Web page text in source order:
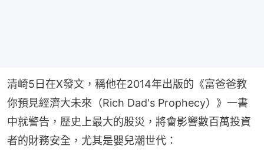
清崎5日在X發文，稱他在2014年出版的《富爸爸教
你預見經濟大未來（Rich Dad's Prophecy）》一書
中就警告，歷史上最大的股災，將會影響數百萬投資
者的財務安全，尤其是嬰兒潮世代：